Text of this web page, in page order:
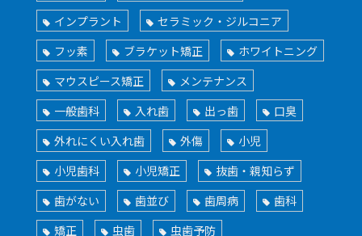
インプラント
セラミック・ジルコニア
フッ素
ブラケット矯正
ホワイトニング
マウスピース矯正
メンテナンス
一般歯科
入れ歯 出っ歯
口臭
外れにくい入れ歯
外傷
小児
小児歯科
小児矯正
抜歯・親知らず
歯がない
歯並び 歯周病
歯科
矯正
虫歯
虫歯予防